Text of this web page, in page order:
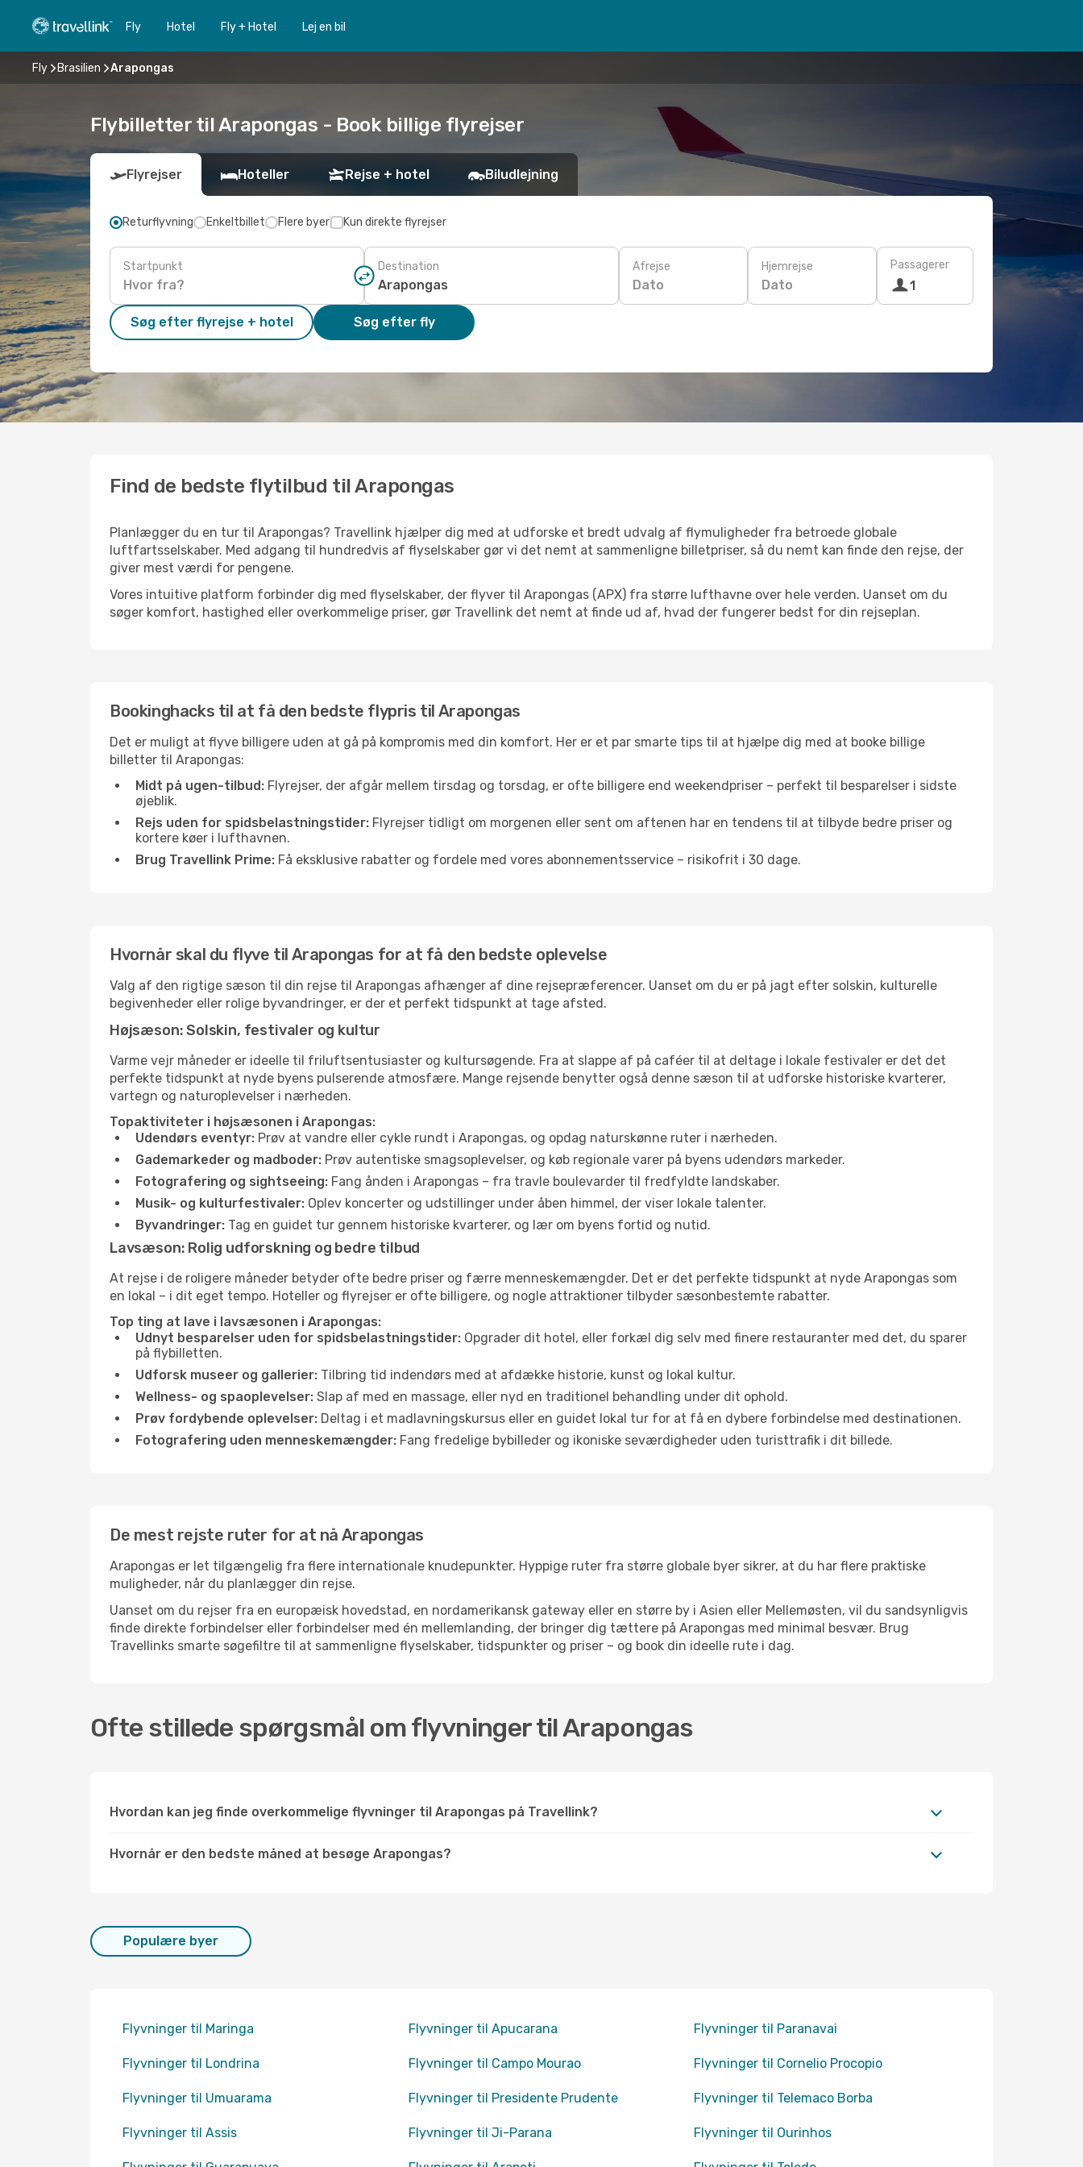
Fly Hotel Fly + Hotel Lej en bil
Fly Brasilien Arapongas
Flybilletter til Arapongas - Book billige flyrejser
Flyrejser Hoteller Rejse + hotel Biludlejning
Returflyvning Enkeltbillet Flere byer Kun direkte flyrejser
Startpunkt Destination Afrejse
Dato
Hjemrejse
Dato
Passagerer
1
Søg efter flyrejse + hotel Søg efter fly
Find de bedste flytilbud til Arapongas
Planlægger du en tur til Arapongas? Travellink hjælper dig med at udforske et bredt udvalg af flymuligheder fra betroede globale
luftfartsselskaber. Med adgang til hundredvis af flyselskaber gør vi det nemt at sammenligne billetpriser, så du nemt kan finde den rejse, der
giver mest værdi for pengene.
Vores intuitive platform forbinder dig med flyselskaber, der flyver til Arapongas (APX) fra større lufthavne over hele verden. Uanset om du
søger komfort, hastighed eller overkommelige priser, gør Travellink det nemt at finde ud af, hvad der fungerer bedst for din rejseplan.
Bookinghacks til at få den bedste flypris til Arapongas
Det er muligt at flyve billigere uden at gå på kompromis med din komfort. Her er et par smarte tips til at hjælpe dig med at booke billige
billetter til Arapongas:
Midt på ugen-tilbud: Flyrejser, der afgår mellem tirsdag og torsdag, er ofte billigere end weekendpriser – perfekt til besparelser i sidste
øjeblik.
Rejs uden for spidsbelastningstider: Flyrejser tidligt om morgenen eller sent om aftenen har en tendens til at tilbyde bedre priser og
kortere køer i lufthavnen.
Brug Travellink Prime: Få eksklusive rabatter og fordele med vores abonnementsservice – risikofrit i 30 dage.
Hvornår skal du flyve til Arapongas for at få den bedste oplevelse
Valg af den rigtige sæson til din rejse til Arapongas afhænger af dine rejsepræferencer. Uanset om du er på jagt efter solskin, kulturelle
begivenheder eller rolige byvandringer, er der et perfekt tidspunkt at tage afsted.
Højsæson: Solskin, festivaler og kultur
Varme vejr måneder er ideelle til friluftsentusiaster og kultursøgende. Fra at slappe af på caféer til at deltage i lokale festivaler er det det
perfekte tidspunkt at nyde byens pulserende atmosfære. Mange rejsende benytter også denne sæson til at udforske historiske kvarterer,
vartegn og naturoplevelser i nærheden.
Topaktiviteter i højsæsonen i Arapongas:
Udendørs eventyr: Prøv at vandre eller cykle rundt i Arapongas, og opdag naturskønne ruter i nærheden.
Gademarkeder og madboder: Prøv autentiske smagsoplevelser, og køb regionale varer på byens udendørs markeder.
Fotografering og sightseeing: Fang ånden i Arapongas – fra travle boulevarder til fredfyldte landskaber.
Musik- og kulturfestivaler: Oplev koncerter og udstillinger under åben himmel, der viser lokale talenter.
Byvandringer: Tag en guidet tur gennem historiske kvarterer, og lær om byens fortid og nutid.
Lavsæson: Rolig udforskning og bedre tilbud
At rejse i de roligere måneder betyder ofte bedre priser og færre menneskemængder. Det er det perfekte tidspunkt at nyde Arapongas som
en lokal – i dit eget tempo. Hoteller og flyrejser er ofte billigere, og nogle attraktioner tilbyder sæsonbestemte rabatter.
Top ting at lave i lavsæsonen i Arapongas:
Udnyt besparelser uden for spidsbelastningstider: Opgrader dit hotel, eller forkæl dig selv med finere restauranter med det, du sparer
på flybilletten.
Udforsk museer og gallerier: Tilbring tid indendørs med at afdække historie, kunst og lokal kultur.
Wellness- og spaoplevelser: Slap af med en massage, eller nyd en traditionel behandling under dit ophold.
Prøv fordybende oplevelser: Deltag i et madlavningskursus eller en guidet lokal tur for at få en dybere forbindelse med destinationen.
Fotografering uden menneskemængder: Fang fredelige bybilleder og ikoniske seværdigheder uden turisttrafik i dit billede.
De mest rejste ruter for at nå Arapongas
Arapongas er let tilgængelig fra flere internationale knudepunkter. Hyppige ruter fra større globale byer sikrer, at du har flere praktiske
muligheder, når du planlægger din rejse.
Uanset om du rejser fra en europæisk hovedstad, en nordamerikansk gateway eller en større by i Asien eller Mellemøsten, vil du sandsynligvis
finde direkte forbindelser eller forbindelser med én mellemlanding, der bringer dig tættere på Arapongas med minimal besvær. Brug
Travellinks smarte søgefiltre til at sammenligne flyselskaber, tidspunkter og priser – og book din ideelle rute i dag.
Ofte stillede spørgsmål om flyvninger til Arapongas
Hvordan kan jeg finde overkommelige flyvninger til Arapongas på Travellink?
Hvornår er den bedste måned at besøge Arapongas?
Populære byer
Flyvninger til Maringa Flyvninger til Apucarana Flyvninger til Paranavai
Flyvninger til Londrina Flyvninger til Campo Mourao Flyvninger til Cornelio Procopio
Flyvninger til Umuarama Flyvninger til Presidente Prudente Flyvninger til Telemaco Borba
Flyvninger til Assis Flyvninger til Ji-Parana Flyvninger til Ourinhos